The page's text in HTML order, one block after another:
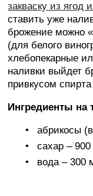
закваску из ягод
ставить уже
брожение можно
(для белого
хлебопекарные
наливки выйдет
привкусом
Ингредиенты на
абрикосы
сахар – 900
вода – 300